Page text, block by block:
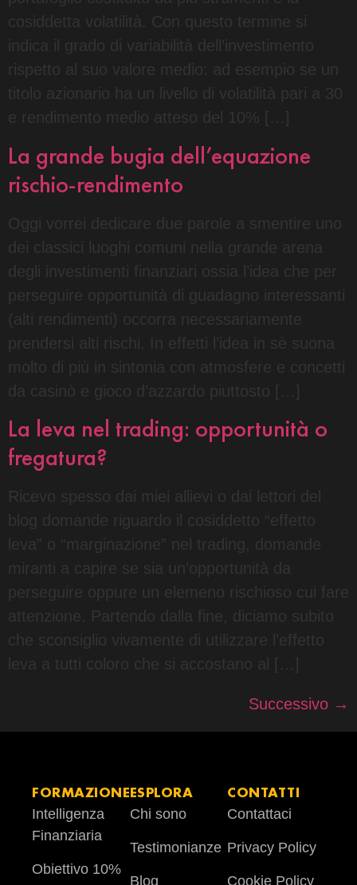
cosiddetta volatilità. Con questo termine si
indica il grado di variabilità dell’investimento
rispetto al suo valore medio: ad esempio se un
titolo azionario ha un livello di volatilità pari a 30
e rendimento medio atteso del 10% […]
La grande bugia dell’equazione
rischio-rendimento
Oggi vorrei dedicare due parole a smentire uno
dei classici luoghi comuni nella grande arena
degli investimenti finanziari ossia l’idea che per
perseguire opportunità di guadagno interessanti
(alti rendimenti) occorra necessariamente
prendersi alti rischi. In effetti l’idea in sè suona
molto di più in sintonia con atmosfere e concetti
da casinò e gioco d’azzardo piuttosto […]
La leva nel trading: opportunità o
fregatura?
Ricevo spesso dai miei allievi o dai lettori del
blog domande riguardo il cosiddetto “effetto
leva” o “marginazione” nel trading, domande
miranti a capire se sia un’opportunità da
perseguire oppure un elemeno rischioso cui fare
attenzione. Partendo dalla fine, diciamo subito
che sconsiglio vivamente di utilizzare l’effetto
leva a tutti coloro che si accostano al […]
Successivo →
FORMAZIONE
Intelligenza
Finanziaria
Obiettivo 10%
ESPLORA
Chi sono
Testimonianze
Blog
CONTATTI
Contattaci
Privacy Policy
Cookie Policy